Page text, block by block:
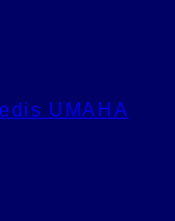
UMAHA